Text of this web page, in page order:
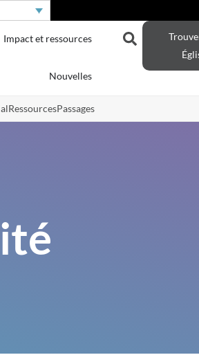
Impact et ressources
Nouvelles
RessourcesPassages